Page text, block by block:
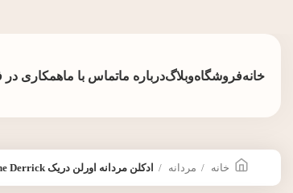
خانهفروشگاهوبلاگدرباره ماتماس با ماهمکاری
خانه مردانه ادکلن مردانه اورلن دریک Orlane Derrick